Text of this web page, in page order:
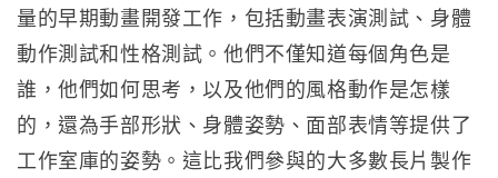
量的早期動畫開發工作，包括動畫表演測試、身體
動作測試和性格測試。他們不僅知道每個角色是
誰，他們如何思考，以及他們的風格動作是怎樣
的，還為手部形狀、身體姿勢、面部表情等提供了
工作室庫的姿勢。這比我們參與的大多數長片製作